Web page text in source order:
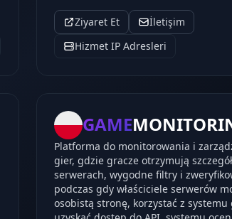
Ziyaret Et
İletişim
Hizmet IP Adresleri
GAME
Platforma do monitorowania i
gier, gdzie gracze otrzymują
serwerach, wygodne filtry i
podczas gdy właściciele serwerów
osobistą stronę, korzystać z systemu